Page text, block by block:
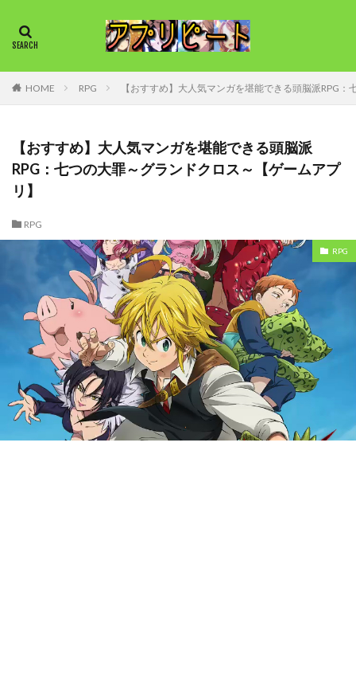
HOME RPG 【おすすめ】大人気マンガを堪能できる頭脳派RPG
【おすすめ】大人気マンガを堪能できる頭脳派
RPG：七つの大罪～グランドクロス～【ゲームアプ
リ】
RPG
RPG